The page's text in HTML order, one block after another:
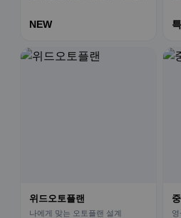
NEW
위드오토플랜
나에게 맞는 오토플랜 설계